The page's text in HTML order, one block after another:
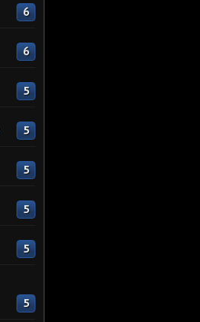
6
6
5
5
5
5
5
5